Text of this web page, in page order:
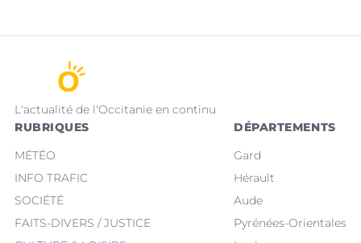
L'actualité de l'Occitanie en continu
RUBRIQUES
MÉTÉO
INFO TRAFIC
SOCIÉTÉ
FAITS-DIVERS / JUSTICE
DÉPARTEMENTS
Gard
Hérault
Aude
Pyrénées-Orientales